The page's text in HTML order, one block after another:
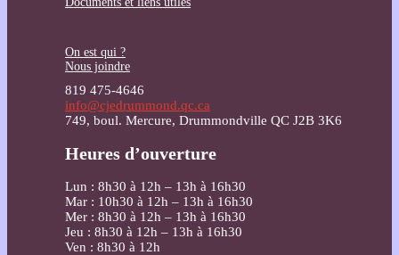
On est qui ?
Nous joindre
819 475-4646
info@cjedrummond.qc.ca
749, boul. Mercure, Drummondville QC J2B 3K6
Heures d’ouverture
Lun : 8h30 à 12h – 13h à 16h30
Mar : 10h30 à 12h – 13h à 16h30
Mer : 8h30 à 12h – 13h à 16h30
Jeu : 8h30 à 12h – 13h à 16h30
Ven : 8h30 à 12h